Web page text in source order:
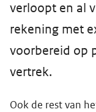
verloopt en al
rekening met
voorbereid op
vertrek.
Ook de rest van